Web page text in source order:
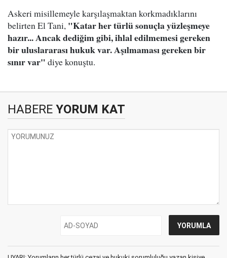
Askeri misillemeyle karşılaşmaktan korkmadıklarını
belirten El Tani, "Katar her türlü sonuçla yüzleşmeye
hazır... Ancak dediğim gibi, ihlal edilmemesi gereken
bir uluslararası hukuk var. Aşılmaması gereken bir
sınır var" diye konuştu.
HABERE YORUM KAT